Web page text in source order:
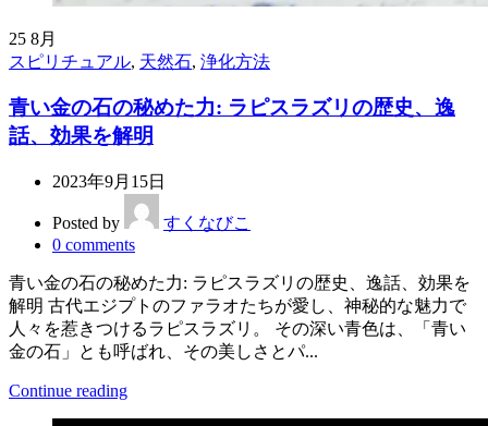
25 8月
スピリチュアル, 天然石, 浄化方法
青い金の石の秘めた力: ラピスラズリの歴史、逸
話、効果を解明
2023年9月15日
Posted by
すくなびこ
0 comments
青い金の石の秘めた力: ラピスラズリの歴史、逸話、効果を
解明 古代エジプトのファラオたちが愛し、神秘的な魅力で
人々を惹きつけるラピスラズリ。 その深い青色は、「青い
金の石」とも呼ばれ、その美しさとパ...
Continue reading